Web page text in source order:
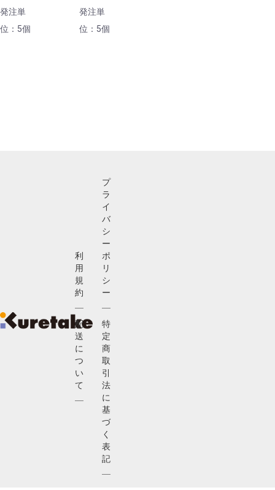
発注単
位：5個
発注単
位：5個
利
用
規
約
配
送
に
つ
い
て
プ
ラ
イ
バ
シ
ー
ポ
リ
シ
ー
特
定
商
取
引
法
に
基
づ
く
表
記